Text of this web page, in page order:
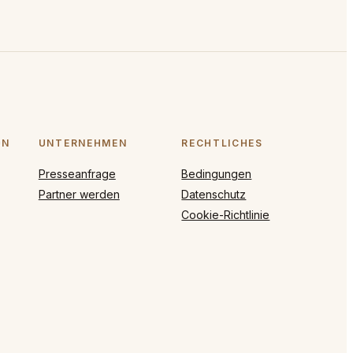
UNTERNEHMEN
Presseanfrage
Partner werden
RECHTLICHES
Bedingungen
Datenschutz
Cookie-Richtlinie